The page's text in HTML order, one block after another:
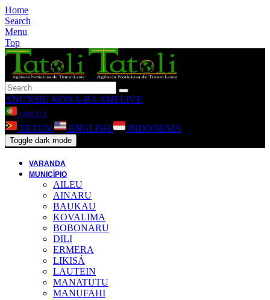
Home
Search
Menu
Top
ANUNSIU KONA-BA AMI LIVE
LINGUA
TETUN ENGLISH INDONESIA
Toggle dark mode
VARANDA
MUNICÍPIO
AILEU
AINARU
BAUKAU
KOVALIMA
BOBONARU
DILI
ERMERA
LIKISÁ
LAUTEIN
MANATUTU
MANUFAHI